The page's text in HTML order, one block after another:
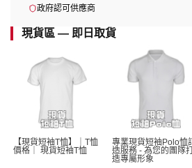
政府認可供應商
現貨區 — 即日取貨
【現貨短袖T恤】｜T恤
價格｜ 現貨短袖T恤
專業現貨短袖Polo恤訂
造服務 - 為您的團隊打
造專屬形象